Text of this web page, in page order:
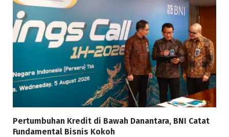
Pertumbuhan Kredit di Bawah Danantara, BNI Catat
Fundamental Bisnis Kokoh